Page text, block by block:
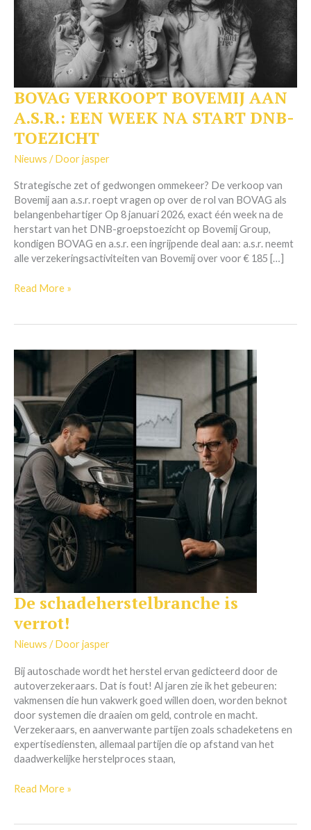
BOVAG VERKOOPT BOVEMIJ AAN
A.S.R.: EEN WEEK NA START DNB-
TOEZICHT
Nieuws / Doorjasper
Strategische zet of gedwongen ommekeer? De verkoop van
Bovemij aan a.s.r. roept vragen op over de rol van BOVAG als
belangenbehartiger Op 8 januari 2026, exact één week na de
herstart van het DNB-groepstoezicht op Bovemij Group,
kondigen BOVAG en a.s.r. een ingrijpende deal aan: a.s.r. neemt
alle verzekeringsactiviteiten van Bovemij over voor € 185 […]
BOVAG
BOVEMIJ
AAN
A.S.R.:
WEEK
NA
START
DNB-
TOEZICHT
Read More »
De schadeherstelbranche is
verrot!
Nieuws / Doorjasper
Bij autoschade wordt het herstel ervan gedicteerd door de
autoverzekeraars. Dat is fout! Al jaren zie ik het gebeuren:
vakmensen die hun vakwerk goed willen doen, worden beknot
door systemen die draaien om geld, controle en macht.
Verzekeraars, en aanverwante partijen zoals schadeketens en
expertisediensten, allemaal partijen die op afstand van het
daadwerkelijke herstelproces staan,
De
is
verrot!
Read More »